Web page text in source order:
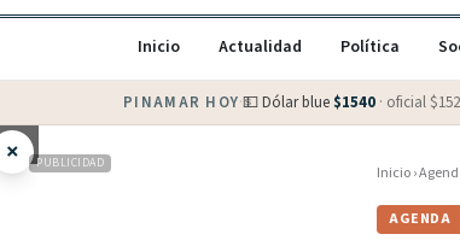
Inicio Actualidad Política
PINAMAR HOY·💵 Dólar blue $1540 · oficial $
× PUBLICIDAD Inicio›
AGENDA